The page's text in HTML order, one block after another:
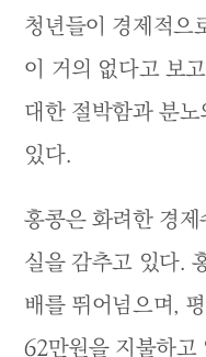
청년들이 경제적으
이 거의 없다고 보
대한 절박함과 분
있다.
홍콩은 화려한 경
실을 감추고 있다.
배를 뛰어넘으며,
62만원을 지불하고